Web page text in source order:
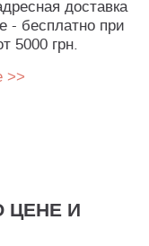
доставка
- бесплатно при
5000 грн.
>>
ЦЕНЕ И